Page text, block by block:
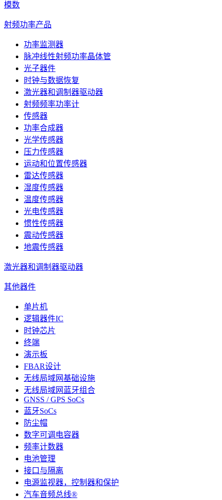
模数
射频功率产品
功率监测器
脉冲线性射频功率晶体管
光子器件
时钟与数据恢复
激光器和调制器驱动器
射频频率功率计
传感器
功率合成器
光学传感器
压力传感器
运动和位置传感器
雷达传感器
湿度传感器
温度传感器
光电传感器
惯性传感器
震动传感器
地震传感器
激光器和调制器驱动器
其他器件
单片机
逻辑器件IC
时钟芯片
终端
演示板
FBAR设计
无线局域网基础设施
无线局域网蓝牙组合
GNSS / GPS SoCs
蓝牙SoCs
防尘帽
数字可调电容器
频率计数器
电池管理
接口与隔离
电源监视器，控制器和保护
汽车音频总线®